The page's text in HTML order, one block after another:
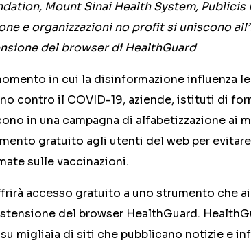
Mount Sinai Health System, Publicis
e organizzazioni no profit si uniscono
del browser di HealthGuard
in cui la disinformazione influenza
contro il COVID-19, aziende, istituti di
in una campagna di alfabetizzazione ai
gratuito agli utenti del web per
sulle vaccinazioni.
accesso gratuito a uno strumento che
del browser HealthGuard.
migliaia di siti che pubblicano notizie e